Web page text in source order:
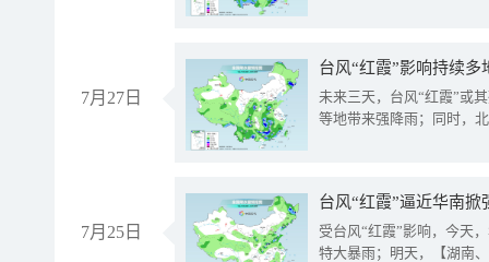
7月27日
台风“红霞”影响持续
未来三天，台风“红霞”或
等地带来强降雨；同时，
7月25日
台风“红霞”逼近华南
受台风“红霞”影响，今天
特大暴雨；明天，【湖南